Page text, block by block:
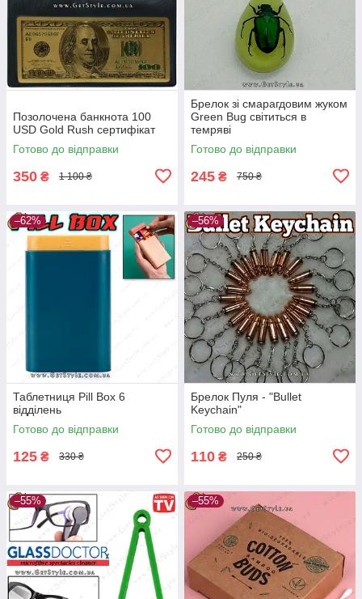
Позолочена банкнота 100
USD Gold Rush сертифікат
Готово до відправки
350 ₴ 1 100 ₴
Брелок зі смарагдовим жуком
Green Bug світиться в
темряві
Готово до відправки
245 ₴ 750 ₴
–62%
Таблетниця Pill Box 6
відділень
Готово до відправки
125 ₴ 330 ₴
–56%
Брелок Пуля - "Bullet
Keychain"
Готово до відправки
110 ₴ 250 ₴
–55% –55%